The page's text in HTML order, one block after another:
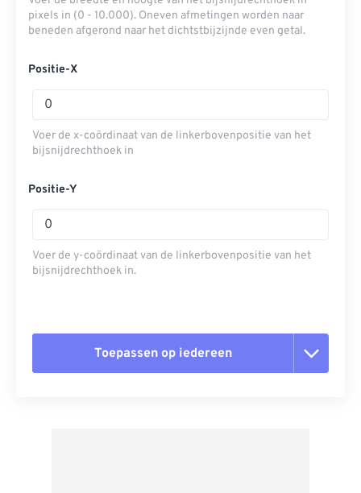
pixels in (0 - 10.000). Oneven afmetingen worden naar
beneden afgerond naar het dichtstbijzijnde even getal.
Positie-X
Voer de x-coördinaat van de linkerbovenpositie van het
bijsnijdrechthoek in
Positie-Y
Voer de y-coördinaat van de linkerbovenpositie van het
bijsnijdrechthoek in.
Toepassen op iedereen